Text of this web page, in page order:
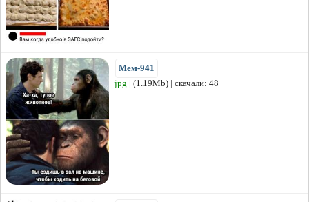
Мем-941
jpg | (1.19Mb) | скачали: 48